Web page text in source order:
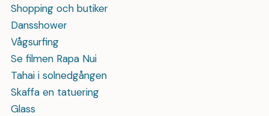
Shopping och butiker
Dansshower
Vågsurfing
Se filmen Rapa Nui
Tahai i solnedgången
Skaffa en tatuering
Glass